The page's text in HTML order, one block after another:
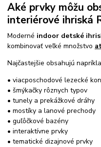
Aké prvky môžu
interiérové ihriská
Moderné indoor detské
kombinovať veľké množstvo
Najčastejšie obsahujú
• viacposchodové lezecké
• šmýkačky rôznych typov
• tunely a prekážkové dráhy
• mostíky a lanové prechody
• guľôčkové bazény
• interaktívne prvky
• tematické dizajnové prvky